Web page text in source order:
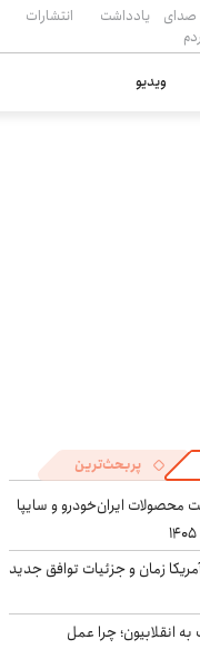
صدای
یادداشت انتشارات
ویدیو
پربحث‌ترین
محصولات ایران‌خودرو و سایپا
زمان و جزئیات توافق جدید
به انقلابیون؛ چرا عمل